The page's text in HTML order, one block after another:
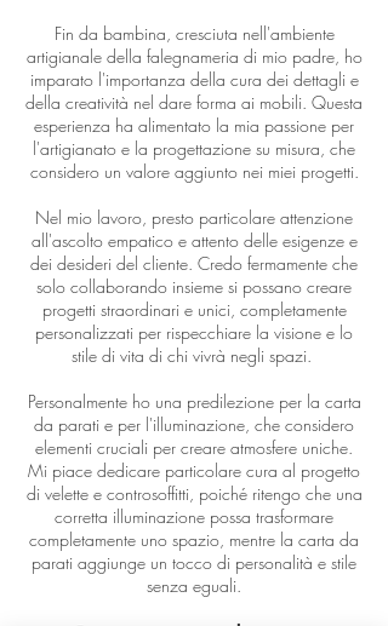
Fin da bambina, cresciuta nell'ambiente
artigianale della falegnameria di mio padre, ho
imparato l'importanza della cura dei dettagli e
della creatività nel dare forma ai mobili. Questa
esperienza ha alimentato la mia passione per
l'artigianato e la progettazione su misura, che
considero un valore aggiunto nei miei progetti.
Nel mio lavoro, presto particolare attenzione
all'ascolto empatico e attento delle esigenze e
dei desideri del cliente. Credo fermamente che
solo collaborando insieme si possano creare
progetti straordinari e unici, completamente
personalizzati per rispecchiare la visione e lo
stile di vita di chi vivrà negli spazi.
Personalmente ho una predilezione per la carta
da parati e per l'illuminazione, che considero
elementi cruciali per creare atmosfere uniche.
Mi piace dedicare particolare cura al progetto
di velette e controsoffitti, poiché ritengo che una
corretta illuminazione possa trasformare
completamente uno spazio, mentre la carta da
parati aggiunge un tocco di personalità e stile
senza eguali.